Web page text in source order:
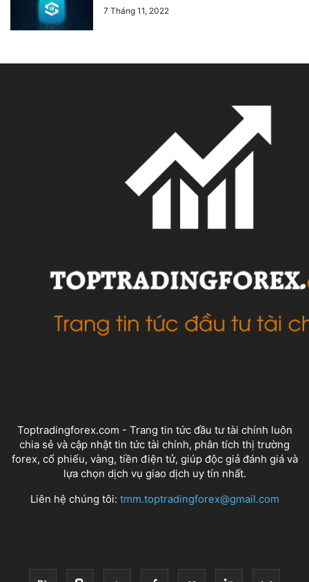
7 Tháng 11, 2022
Toptradingforex.com - Trang tin tức đầu tư tài chính luôn
chia sẻ và cập nhật tin tức tài chính, phân tích thị trường
forex, cổ phiếu, vàng, tiền điện tử, giúp độc giả đánh giá và
lựa chọn dịch vụ giao dịch uy tín nhất.
Liên hệ chúng tôi: tmm.toptradingforex@gmail.com